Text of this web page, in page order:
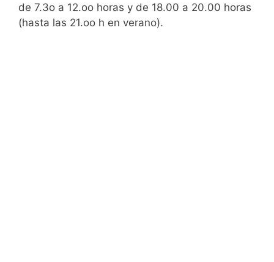
de 7.3o a 12.oo horas y de 18.00 a 20.00 horas
(hasta las 21.oo h en verano).